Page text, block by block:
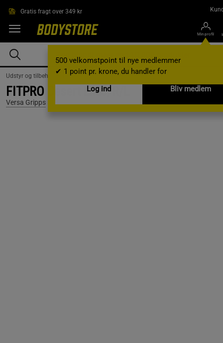
Gratis fragt over 349 kr
Min profil
500 velkomstpoint til nye medlemmer
✔ 1 point pr. krone, du handler for
Log ind
Bliv medlem
Udstyr og tilbehør / Træningsudstyr /Lifting straps og greb
FITPRO Desert Lilac, R/L
Versa Gripps